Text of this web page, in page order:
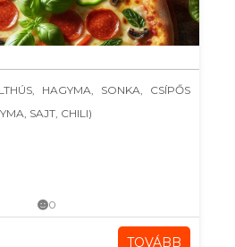
HAGYMA, SONKA, CSÍPŐS
SAJT, CHILI)
0
TOVÁBB